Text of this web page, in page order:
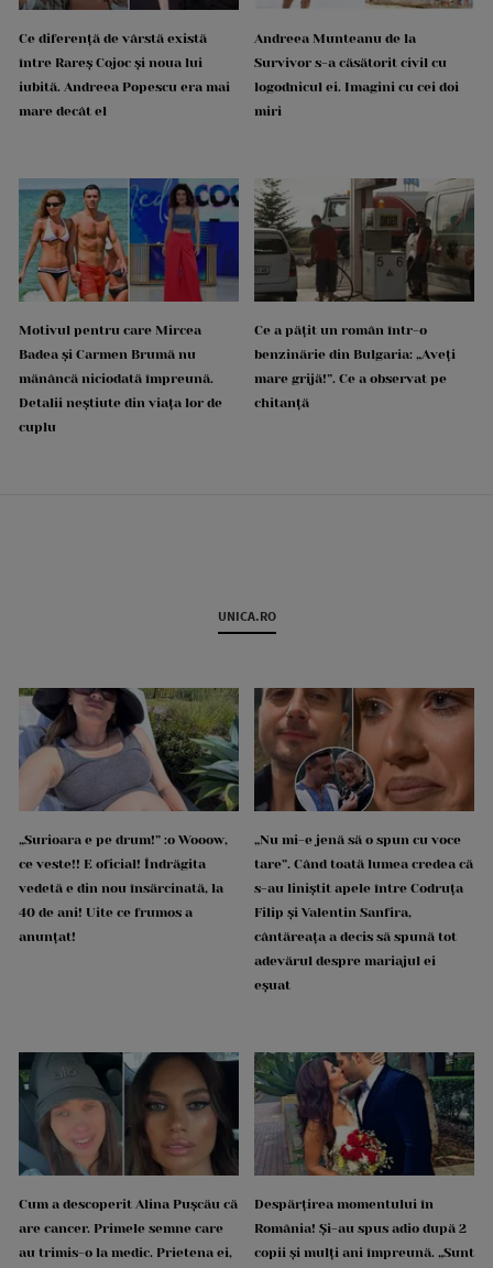
Ce diferență de vârstă există
între Rareș Cojoc și noua lui
iubită. Andreea Popescu era mai
mare decât el
Andreea Munteanu de la
Survivor s-a căsătorit civil cu
logodnicul ei. Imagini cu cei doi
miri
Motivul pentru care Mircea
Badea și Carmen Brumă nu
mănâncă niciodată împreună.
Detalii neștiute din viața lor de
cuplu
Ce a pățit un român într-o
benzinărie din Bulgaria: „Aveți
mare grijă!”. Ce a observat pe
chitanță
UNICA.RO
„Surioara e pe drum!” :o Wooow,
ce veste!! E oficial! Îndrăgita
vedetă e din nou însărcinată, la
40 de ani! Uite ce frumos a
anunțat!
„Nu mi-e jenă să o spun cu voce
tare”. Când toată lumea credea că
s-au liniștit apele între Codruța
Filip și Valentin Sanfira,
cântăreața a decis să spună tot
adevărul despre mariajul ei
eșuat
Cum a descoperit Alina Pușcău că
are cancer. Primele semne care
au trimis-o la medic. Prietena ei,
Despărțirea momentului în
România! Și-au spus adio după 2
copii și mulți ani împreună. „Sunt